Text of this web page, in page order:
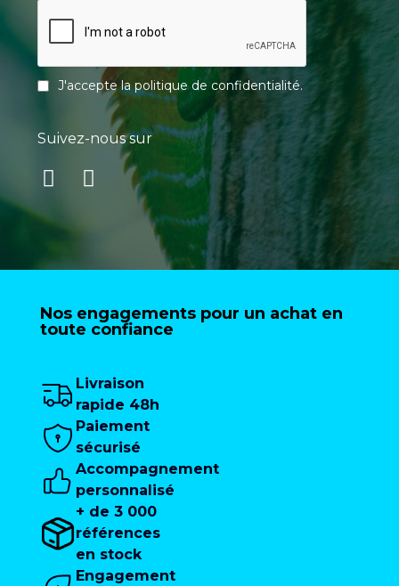
J'accepte lapolitique de confidentialité.
Suivez-nous sur
Nos engagements pour un achat en
toute confiance
Livraison
rapide 48h
Paiement
sécurisé
Accompagnement
personnalisé
+ de 3 000
références
en stock
Engagement